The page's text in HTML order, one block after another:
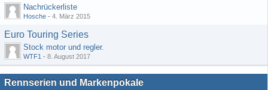
Nachrückerliste
Hosche - 4. März 2015
Euro Touring Series
Stock motor und regler.
WTF1 - 8. August 2017
Rennserien und Markenpokale